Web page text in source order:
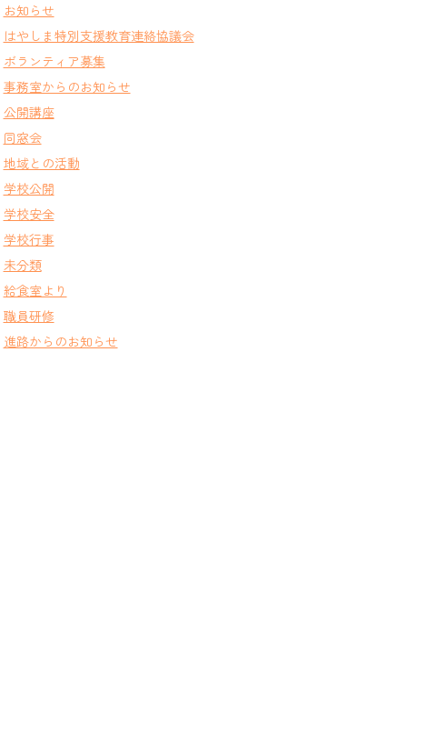
お知らせ
はやしま特別支援教育連絡協議会
ボランティア募集
事務室からのお知らせ
公開講座
同窓会
地域との活動
学校公開
学校安全
学校行事
未分類
給食室より
職員研修
進路からのお知らせ